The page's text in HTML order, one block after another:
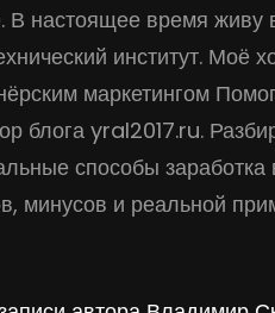
В настоящее время
институт. Моё
маркетингом
блога yral2017.ru.
способы
минусов и реальной